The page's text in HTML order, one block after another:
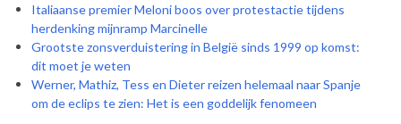
Italiaanse premier Meloni boos over protestactie tijdens
herdenking mijnramp Marcinelle
Grootste zonsverduistering in België sinds 1999 op komst:
dit moet je weten
Werner, Mathiz, Tess en Dieter reizen helemaal naar Spanje
om de eclips te zien: Het is een goddelijk fenomeen